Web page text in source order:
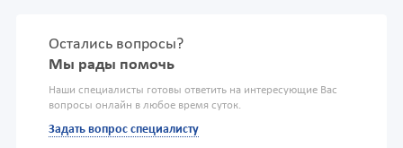
Остались вопросы?
Мы рады помочь
Наши специалисты готовы ответить на интересующие Вас
вопросы онлайн в любое время суток.
Задать вопрос специалисту